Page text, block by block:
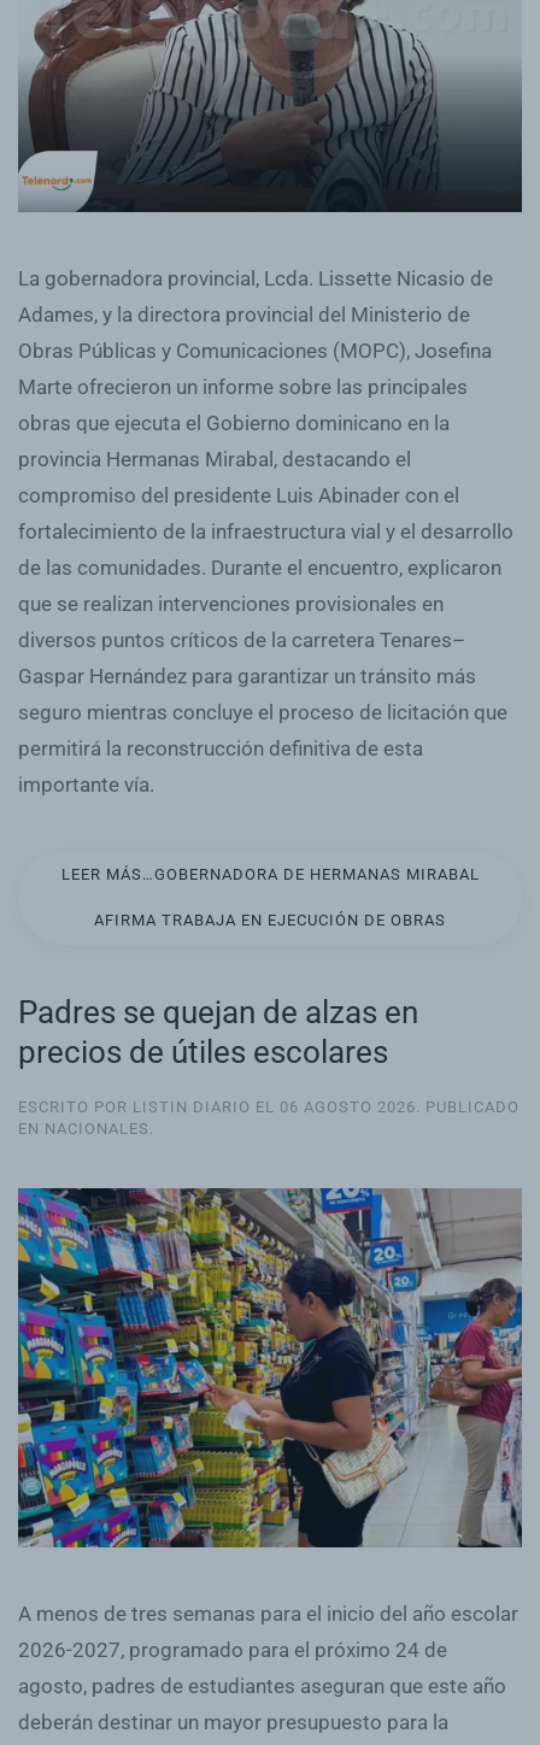
La gobernadora provincial, Lcda. Lissette Nicasio de
Adames, y la directora provincial del Ministerio de
Obras Públicas y Comunicaciones (MOPC), Josefina
Marte ofrecieron un informe sobre las principales
obras que ejecuta el Gobierno dominicano en la
provincia Hermanas Mirabal, destacando el
compromiso del presidente Luis Abinader con el
fortalecimiento de la infraestructura vial y el desarrollo
de las comunidades. Durante el encuentro, explicaron
que se realizan intervenciones provisionales en
diversos puntos críticos de la carretera Tenares–
Gaspar Hernández para garantizar un tránsito más
seguro mientras concluye el proceso de licitación que
permitirá la reconstrucción definitiva de esta
importante vía.
LEER MÁS…GOBERNADORA DE HERMANAS MIRABAL
AFIRMA TRABAJA EN EJECUCIÓN DE OBRAS
Padres se quejan de alzas en
precios de útiles escolares
ESCRITO POR LISTIN DIARIO EL 06 AGOSTO 2026 . PUBLICADO
EN NACIONALES
A menos de tres semanas para el inicio del año escolar
2026-2027, programado para el próximo 24 de
agosto, padres de estudiantes aseguran que este año
deberán destinar un mayor presupuesto para la